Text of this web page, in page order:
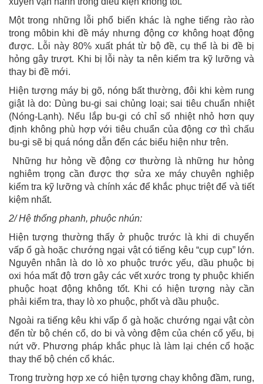
Một trong những lỗi phổ biến khác là nghe tiếng rào rào
trong môbin khi đề máy nhưng động cơ không hoạt động
được. Lỗi này 80% xuất phát từ bộ đề, cụ thể là bi đề bị
hỏng gây trượt. Khi bị lỗi này ta nên kiểm tra kỹ lưỡng và
thay bi đề mới.
Hiện tượng máy bị gõ, nóng bất thường, đôi khi kèm rung
giật là do: Dùng bu-gi sai chủng loại; sai tiêu chuẩn nhiệt
(Nóng-Lạnh). Nếu lắp bu-gi có chỉ số nhiệt nhỏ hơn quy
định không phù hợp với tiêu chuẩn của động cơ thì chấu
bu-gi sẽ bị quá nóng dẫn đến các biểu hiện như trên.
Những hư hỏng về động cơ thường là những hư hỏng
nghiêm trọng cần được thợ sửa xe máy chuyên nghiệp
kiểm tra kỹ lưỡng và chính xác để khắc phục triệt để và tiết
kiệm nhất.
2/ Hệ thống phanh, phuộc nhún:
Hiện tượng thường thấy ở phuộc trước là khi di chuyển
vấp ổ gà hoặc chướng ngại vật có tiếng kêu “cụp cụp” lớn.
Nguyên nhân là do lò xo phuộc trước yếu, dầu phuộc bị
oxi hóa mất độ trơn gây các vết xước trong ty phuộc khiến
phuộc hoạt động không tốt. Khi có hiện tượng này cần
phải kiểm tra, thay lò xo phuộc, phốt và dầu phuộc.
Ngoài ra tiếng kêu khi vấp ổ gà hoặc chướng ngại vật còn
đến từ bộ chén cổ, do bi và vòng đệm của chén cổ yếu, bị
nứt vỡ. Phương pháp khắc phục là làm lại chén cổ hoặc
thay thế bộ chén cổ khác.
Trong trường hợp xe có hiện tựơng chạy không đầm, rung,